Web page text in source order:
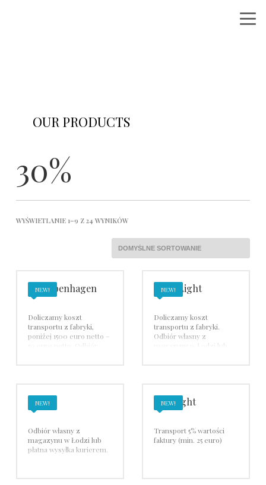
OUR PRODUCTS
30%
WYŚWIETLANIE 1–9 Z 24 WYNIKÓW
NEW!
101Copenhagen
Doliczamy koszt
transportu z fabryki,
poniżej 1500 euro netto –
50 euro netto. Odbiór
NEW!
Alma Light
Doliczamy koszt
transportu z fabryki.
Odbiór własny z
magazynu w Łodzi lub
NEW!
Arpi
Odbiór własny z
magazynu w Łodzi lub
płatna wysyłka kurierem.
NEW!
Axo Light
Transport 5% wartości
faktury (min. 25 euro)